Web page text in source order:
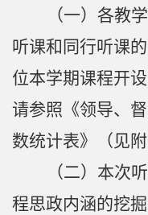
（一） 各教
听课和同行听课
位本学期课程开
请参照《领导、 督
数统计表》（见
（二） 本次
程思政内涵的挖